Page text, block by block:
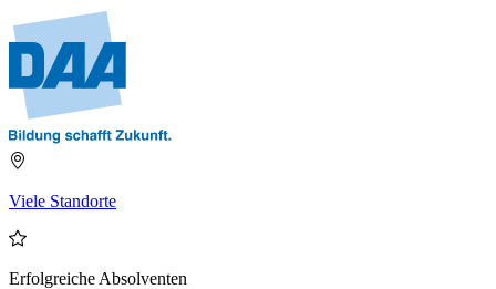
Viele Standorte
Erfolgreiche Absolventen